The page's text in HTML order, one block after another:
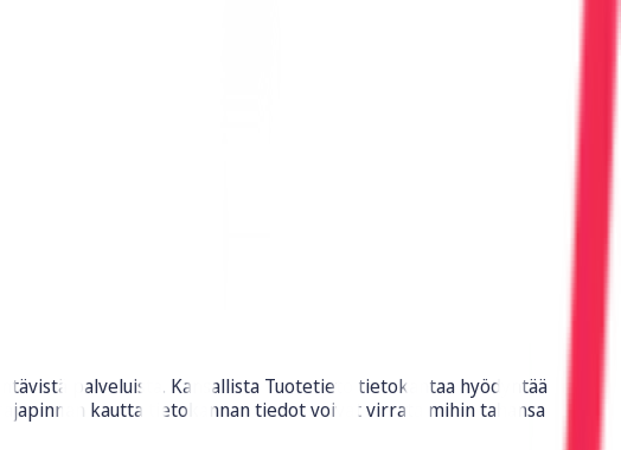
palveluista. Kansallista Tuotetieto tietokantaa hyödyntää
kautta tietokannan tiedot voivat virrata mihin tahansa